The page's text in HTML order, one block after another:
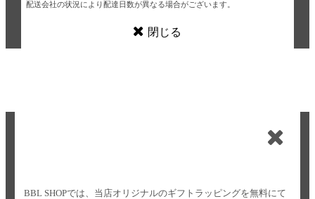
配送会社の状況により配達日数が異なる場合がございます。
閉じる
BBL SHOPでは、当店オリジナルのギフトラッピングを無料にて